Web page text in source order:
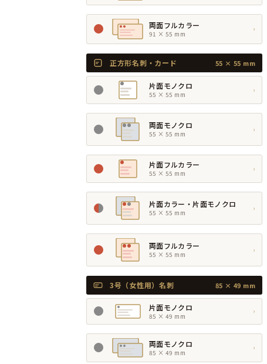
両面フルカラー
91 × 55 mm
›
正方形名刺・カード 55 × 55 mm
片面モノクロ
55 × 55 mm
›
両面モノクロ
55 × 55 mm
›
片面フルカラー
55 × 55 mm
›
片面カラー・片面モノクロ
55 × 55 mm
›
両面フルカラー
55 × 55 mm
›
3号（女性用）名刺 85 × 49 mm
片面モノクロ
85 × 49 mm
›
両面モノクロ
85 × 49 mm
›